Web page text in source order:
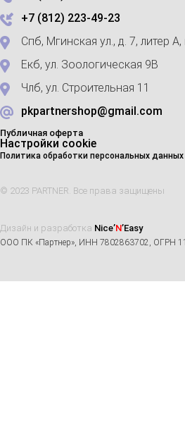
+7 (812) 223-49-23
Спб, Мгинская ул., д. 7, литер
Екб, ул. Зоологическая 9В
Члб, ул. Строительная 11
pkpartnershop@gmail.com
Публичная оферта
Настройки cookie
Политика обработки персональных данных
© 2023 PARTNER. Все права защищены
Дизайн и разработка Nice’N’Easy
ООО ПК «Партнер», ИНН 7802863702, ОГРН